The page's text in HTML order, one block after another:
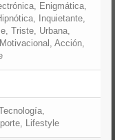
Enigmática,
Inquietante,
Triste, Urbana,
Acción,
Lifestyle